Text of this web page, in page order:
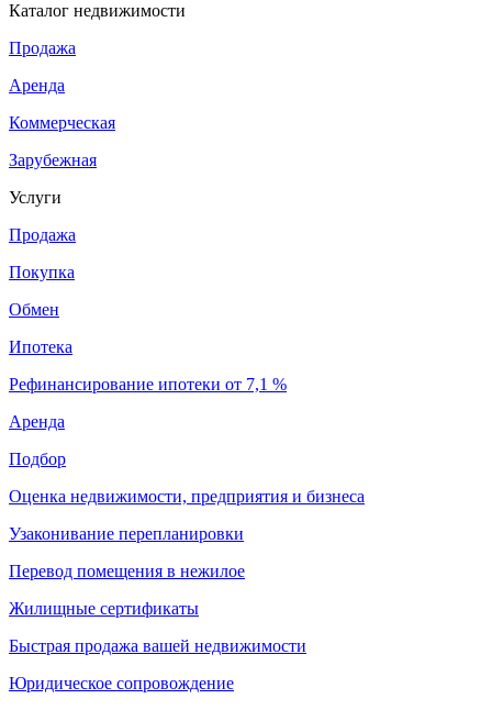
Каталог недвижимости
Продажа
Аренда
Коммерческая
Зарубежная
Услуги
Продажа
Покупка
Обмен
Ипотека
Рефинансирование ипотеки от 7,1 %
Аренда
Подбор
Оценка недвижимости, предприятия и бизнеса
Узаконивание перепланировки
Перевод помещения в нежилое
Жилищные сертификаты
Быстрая продажа вашей недвижимости
Юридическое сопровождение